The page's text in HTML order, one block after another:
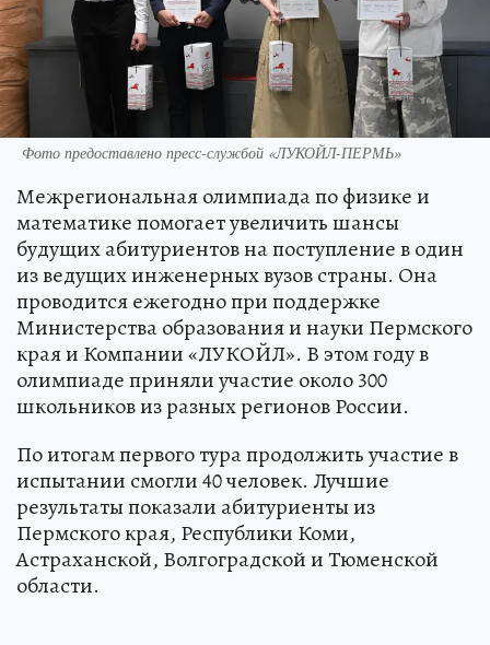
Фото предоставлено пресс-службой «ЛУКОЙЛ-ПЕРМЬ»
Межрегиональная олимпиада по физике и
математике помогает увеличить шансы
будущих абитуриентов на поступление в один
из ведущих инженерных вузов страны. Она
проводится ежегодно при поддержке
Министерства образования и науки Пермского
края и Компании «ЛУКОЙЛ». В этом году в
олимпиаде приняли участие около 300
школьников из разных регионов России.
По итогам первого тура продолжить участие в
испытании смогли 40 человек. Лучшие
результаты показали абитуриенты из
Пермского края, Республики Коми,
Астраханской, Волгоградской и Тюменской
области.